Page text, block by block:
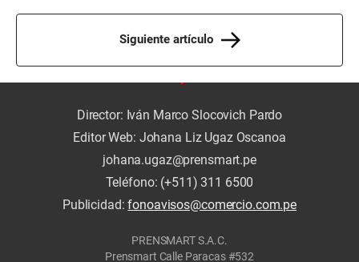
Siguiente artículo
Director: Iván Marco Slocovich Pardo
Editor Web: Johana Liz Ugaz Oscanoa
johana.ugaz@prensmart.pe
Teléfono: (+511) 311 6500
Publicidad:fonoavisos@comercio.com.pe
PRENSMART S.A.C.
Prensmart Calle Paracas #532